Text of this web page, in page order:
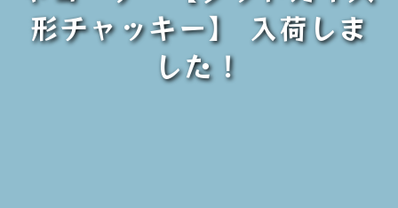
形チャッキー】 入荷しま
した！